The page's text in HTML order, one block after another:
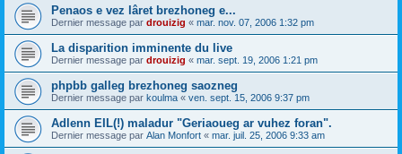
Penaos e vez lâret brezhoneg e...
Dernier message par drouizig « mar. nov. 07, 2006 1:32 pm
La disparition imminente du live
Dernier message par drouizig « mar. sept. 19, 2006 1:21 pm
phpbb galleg brezhoneg saozneg
Dernier message par koulma « ven. sept. 15, 2006 9:37 pm
Adlenn EIL(!) maladur "Geriaoueg ar vuhez foran".
Dernier message par Alan Monfort « mar. juil. 25, 2006 9:33 am